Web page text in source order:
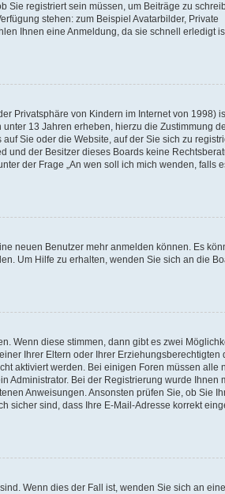
Sie registriert sein müssen, um Beiträge zu
stehen: zum Beispiel Avatarbilder, Private
Ihnen eine Anmeldung, da sie schnell erledigt
Privatsphäre von Kindern im Internet von 1998)
13 Jahren erheben, hierzu die Zustimmung
Sie oder die Website, auf der Sie sich zu
und der Besitzer dieses Boards keine
der Frage „An wen soll ich mich wenden, falls
neuen Benutzer mehr anmelden können. Es
Um Hilfe zu erhalten, wenden Sie sich an die
Wenn diese stimmen, dann gibt es zwei
Ihrer Eltern oder Ihrer Erziehungsberechtigten
aktiviert werden. Bei einigen Foren müssen alle
Administrator. Bei der Registrierung wurde Ihnen
Anweisungen. Ansonsten prüfen Sie, ob Sie
sicher sind, dass Ihre E-Mail-Adresse korrekt
Wenn dies der Fall ist, wenden Sie sich an